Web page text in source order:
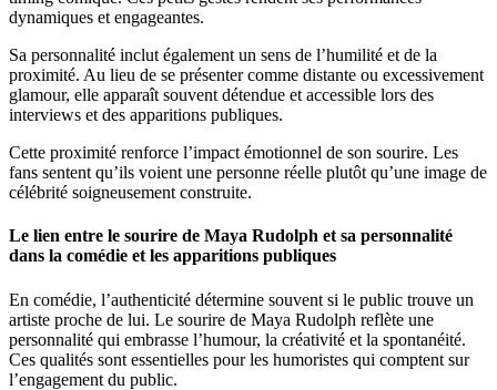
dynamiques et engageantes.
Sa personnalité inclut également un sens de l’humilité et de la
proximité. Au lieu de se présenter comme distante ou excessivement
glamour, elle apparaît souvent détendue et accessible lors des
interviews et des apparitions publiques.
Cette proximité renforce l’impact émotionnel de son sourire. Les
fans sentent qu’ils voient une personne réelle plutôt qu’une image de
célébrité soigneusement construite.
Le lien entre le sourire de Maya Rudolph et sa personnalité
dans la comédie et les apparitions publiques
En comédie, l’authenticité détermine souvent si le public trouve un
artiste proche de lui. Le sourire de Maya Rudolph reflète une
personnalité qui embrasse l’humour, la créativité et la spontanéité.
Ces qualités sont essentielles pour les humoristes qui comptent sur
l’engagement du public.